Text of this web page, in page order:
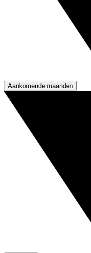
Aankomende maanden